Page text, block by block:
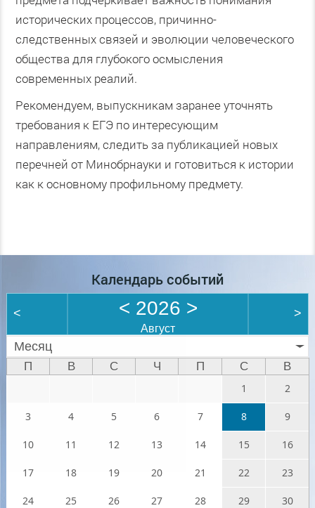
исторических процессов, причинно-
следственных связей и эволюции человеческого
общества для глубокого осмысления
современных реалий.
Рекомендуем, выпускникам заранее уточнять
требования к ЕГЭ по интересующим
направлениям, следить за публикацией новых
перечней от Минобрнауки и готовиться к истории
как к основному профильному предмету.
Календарь событий
< < 2026 >
Август
>
Месяц
П В С Ч П С
В
1
2
3 4 5 6 7 8 9
10 11 12 13 14 15 16
17 18 19 20 21 22 23
24 25 26 27 28 29 30